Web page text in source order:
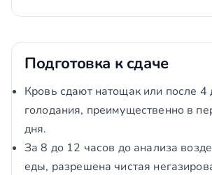
Подготовка к сдаче
Кровь сдают натощак или после 4
голодания, преимущественно в
дня.
За 8 до 12 часов до анализа
еды, разрешена чистая